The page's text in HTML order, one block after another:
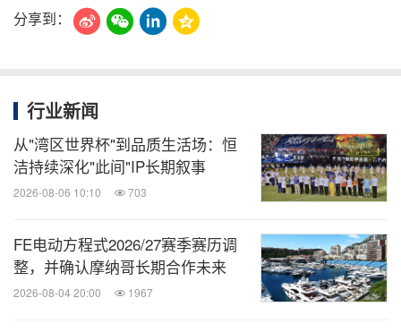
分享到：
行业新闻
从"湾区世界杯"到品质生活场：恒
洁持续深化"此间"IP长期叙事
2026-08-06 10:10 703
FE电动方程式2026/27赛季赛历调
整，并确认摩纳哥长期合作未来
2026-08-04 20:00 1967